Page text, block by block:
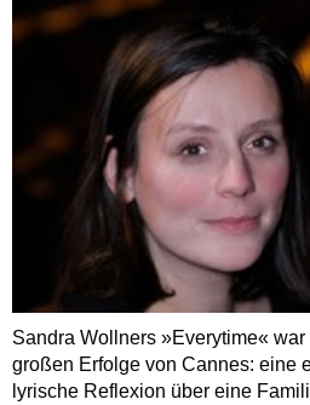
Sandra Wollners »Everytime« war
großen Erfolge von Cannes: eine
lyrische Reflexion über eine